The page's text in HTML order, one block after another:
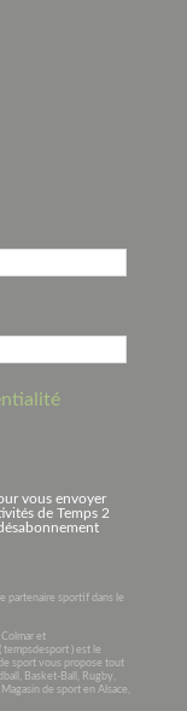
vous envoyer
de Temps 2
partenaire sportif dans le
et
tempsdesport ) est le
sport vous propose tout
Basket-Ball, Rugby,
de sport en Alsace,